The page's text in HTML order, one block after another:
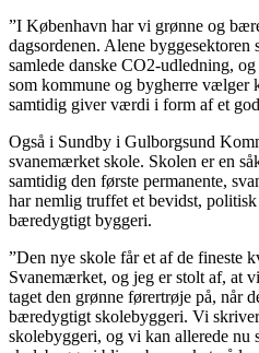
”I København har vi grønne og
dagsordenen. Alene byggesektoren
samlede danske CO2-udledning,
som kommune og bygherre vælger
samtidig giver værdi i form af et
Også i Sundby i Gulborgsund
svanemærket skole. Skolen er en
samtidig den første permanente,
har nemlig truffet et bevidst,
bæredygtigt byggeri.
”Den nye skole får et af de fineste
Svanemærket, og jeg er stolt af, at
taget den grønne førertrøje på, når
bæredygtigt skolebyggeri. Vi
skolebyggeri, og vi kan allerede nu